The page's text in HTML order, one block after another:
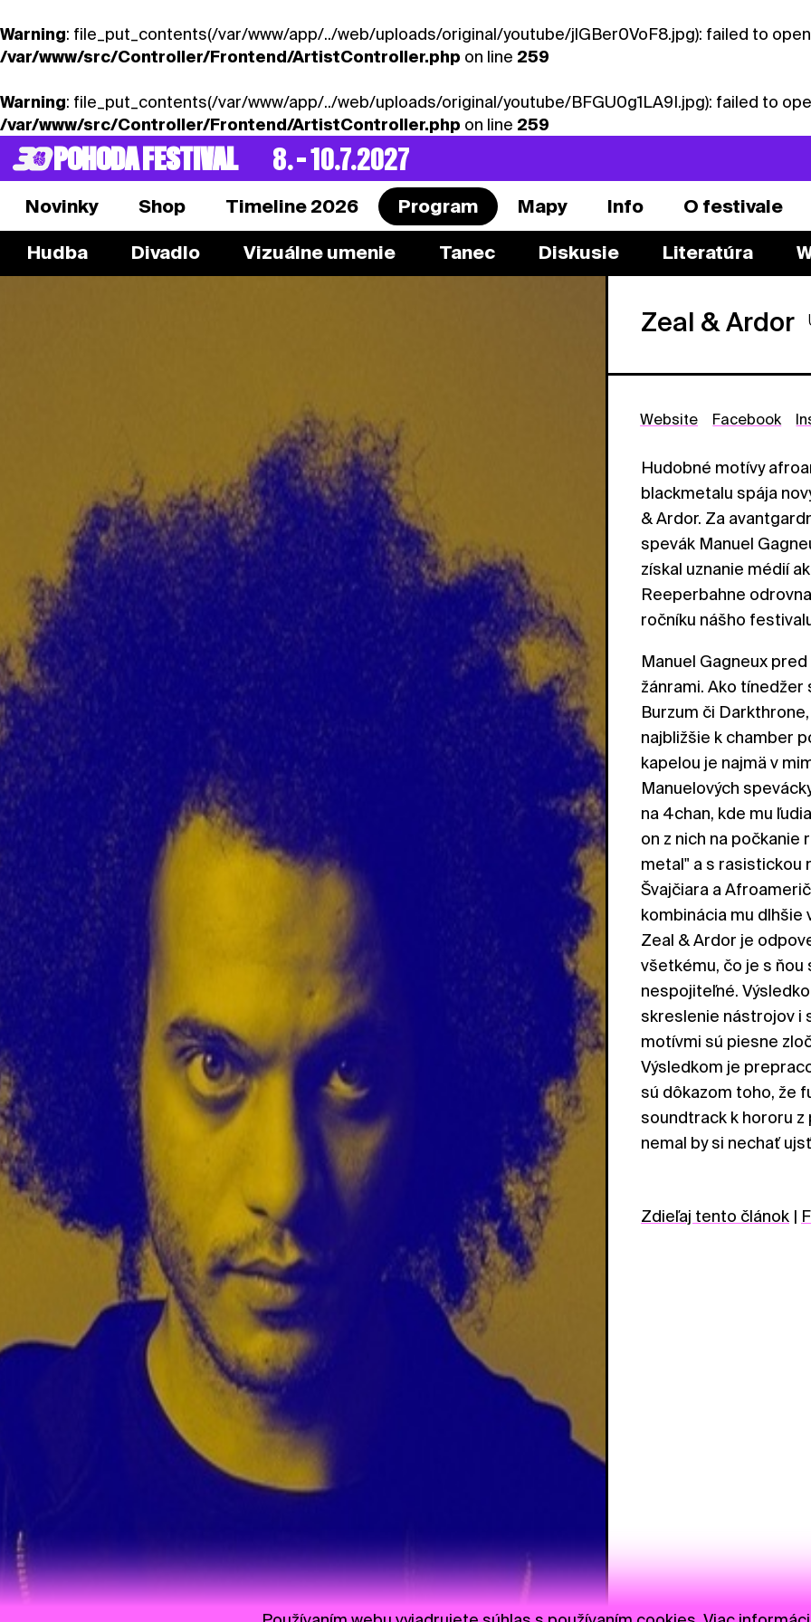
Warning: file_put_contents(/var/www/app/../web/uploads/original/youtube/jlGBer0VoF8.jpg): failed to
/var/www/src/Controller/Frontend/ArtistController.php on line 259
Warning: file_put_contents(/var/www/app/../web/uploads/original/youtube/BFGU0g1LA9I.jpg): failed to
/var/www/src/Controller/Frontend/ArtistController.php on line 259
POHODA FESTIVAL 8. – 10.7.2027
Novinky Shop Timeline 2026 Program
Hudba Divadlo Vizuálne umenie Tanec Diskusie Literatúra
Mapy Info O festivale
Zeal & Ardor
Website Facebook
Hudobné motívy
blackmetalu spája
& Ardor. Za
spevák Manuel
získal uznanie médií
Reeperbahne
ročníku nášho
Manuel Gagneux
žánrami. Ako
Burzum či
najbližšie k chamber
kapelou je najmä v
Manuelových
na 4chan, kde mu
on z nich na počkanie
metal" a s rasistickou
Švajčiara a
kombinácia mu dlhšie
Zeal & Ardor je
všetkému, čo je s ňou
nespojiteľné.
skreslenie nástrojov i
motívmi sú piesne
Výsledkom je
sú dôkazom toho, že
soundtrack k hororu z
nemal by si nechať
Zdieľaj tento článok |